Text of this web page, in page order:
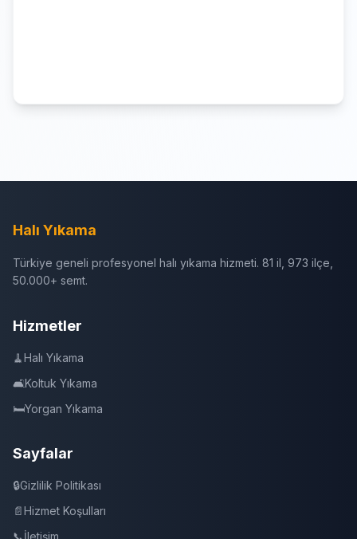
Halı Yıkama
Türkiye geneli profesyonel halı yıkama hizmeti. 81 il, 973 ilçe,
50.000+ semt.
Hizmetler
🧹Halı Yıkama
🛋️Koltuk Yıkama
🛏️Yorgan Yıkama
Sayfalar
🔒Gizlilik Politikası
📄Hizmet Koşulları
📞İletişim